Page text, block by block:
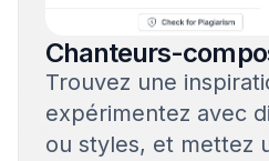
Chanteurs-
Trouvez une
expérimentez avec
ou styles, et mettez